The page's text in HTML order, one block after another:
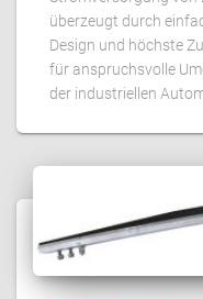
überzeugt durch
Design und höchste
für anspruchsvolle
der industriellen